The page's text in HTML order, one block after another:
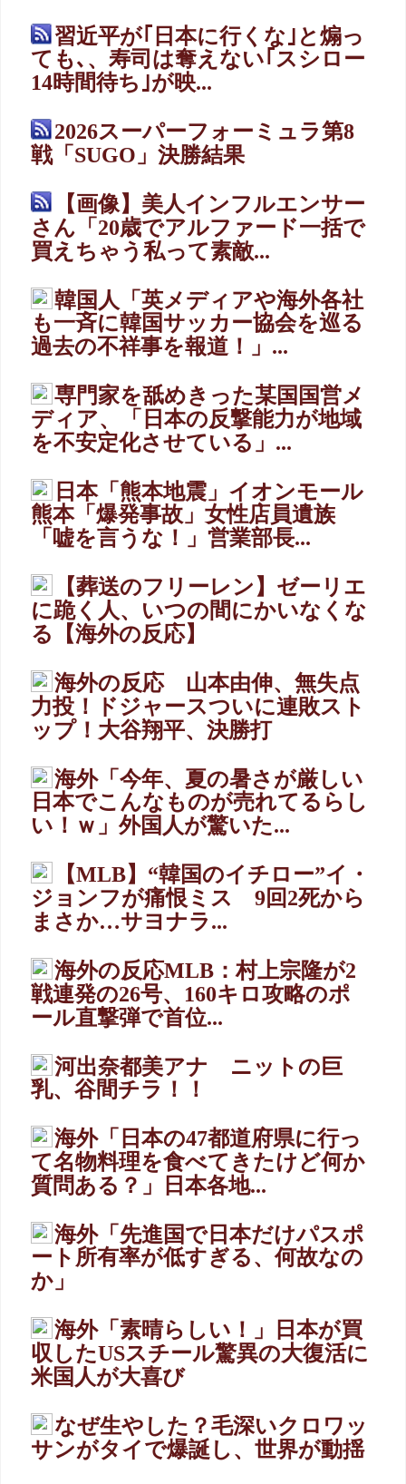
習近平が｢日本に行くな｣と煽っ
ても､、寿司は奪えない｢スシロー
14時間待ち｣が映...
2026スーパーフォーミュラ第8
戦「SUGO」決勝結果
【画像】美人インフルエンサー
さん「20歳でアルファード一括で
買えちゃう私って素敵...
韓国人「英メディアや海外各社
も一斉に韓国サッカー協会を巡る
過去の不祥事を報道！」...
専門家を舐めきった某国国営メ
ディア、「日本の反撃能力が地域
を不安定化させている」...
日本「熊本地震」イオンモール
熊本「爆発事故」女性店員遺族
「嘘を言うな！」営業部長...
【葬送のフリーレン】ゼーリエ
に跪く人、いつの間にかいなくな
る【海外の反応】
海外の反応 山本由伸、無失点
力投！ドジャースついに連敗スト
ップ！大谷翔平、決勝打
海外「今年、夏の暑さが厳しい
日本でこんなものが売れてるらし
い！ｗ」外国人が驚いた...
【MLB】“韓国のイチロー”イ・
ジョンフが痛恨ミス 9回2死から
まさか…サヨナラ...
海外の反応MLB：村上宗隆が2
戦連発の26号、160キロ攻略のポ
ール直撃弾で首位...
河出奈都美アナ ニットの巨
乳、谷間チラ！！
海外「日本の47都道府県に行っ
て名物料理を食べてきたけど何か
質問ある？」日本各地...
海外「先進国で日本だけパスポ
ート所有率が低すぎる、何故なの
か」
海外「素晴らしい！」日本が買
収したUSスチール驚異の大復活に
米国人が大喜び
なぜ生やした？毛深いクロワッ
サンがタイで爆誕し、世界が動揺